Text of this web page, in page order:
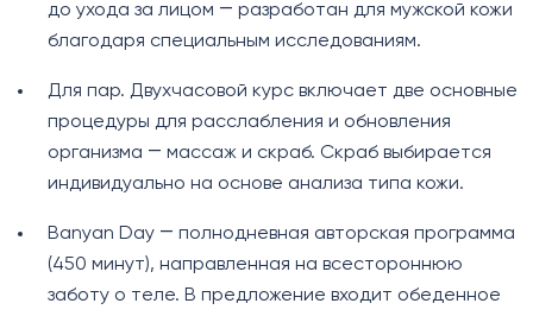
до ухода за лицом ― разработан для мужской кожи
благодаря специальным исследованиям.
Для пар. Двухчасовой курс включает две основные
процедуры для расслабления и обновления
организма ― массаж и скраб. Скраб выбирается
индивидуально на основе анализа типа кожи.
Banyan Day ― полнодневная авторская программа
(450 минут), направленная на всестороннюю
заботу о теле. В предложение входит обеденное